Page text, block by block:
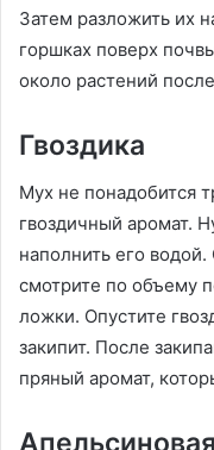
Затем разложить их
горшках поверх
около растений
Гвоздика
Мух не понадобится
гвоздичный аромат.
наполнить его водой.
смотрите по объему
ложки. Опустите
закипит. После
пряный аромат,